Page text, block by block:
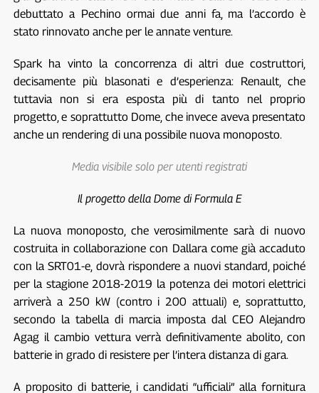
debuttato a Pechino ormai due anni fa, ma l’accordo è
stato rinnovato anche per le annate venture.
Spark ha vinto la concorrenza di altri due costruttori,
decisamente più blasonati e d’esperienza: Renault, che
tuttavia non si era esposta più di tanto nel proprio
progetto, e soprattutto Dome, che invece aveva presentato
anche un rendering di una possibile nuova monoposto.
Media visibile solo per utenti registrati
Il progetto della Dome di Formula E
La nuova monoposto, che verosimilmente sarà di nuovo
costruita in collaborazione con Dallara come già accaduto
con la SRT01-e, dovrà rispondere a nuovi standard, poiché
per la stagione 2018-2019 la potenza dei motori elettrici
arriverà a 250 kW (contro i 200 attuali) e, soprattutto,
secondo la tabella di marcia imposta dal CEO Alejandro
Agag il cambio vettura verrà definitivamente abolito, con
batterie in grado di resistere per l’intera distanza di gara.
A proposito di batterie, i candidati “ufficiali” alla fornitura